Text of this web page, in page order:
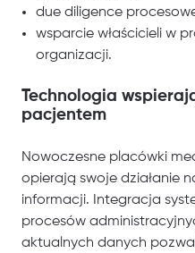
due diligence
wsparcie właścicieli w
organizacji.
Technologia
pacjentem
Nowoczesne placówki
opierają swoje działanie
informacji. Integracja
procesów
aktualnych danych